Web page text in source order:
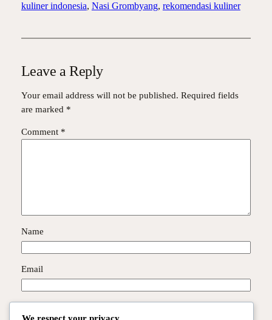
kuliner indonesia, Nasi Grombyang, rekomendasi kuliner
Leave a Reply
Your email address will not be published. Required fields
are marked *
Comment *
Name
Email
We respect your privacy